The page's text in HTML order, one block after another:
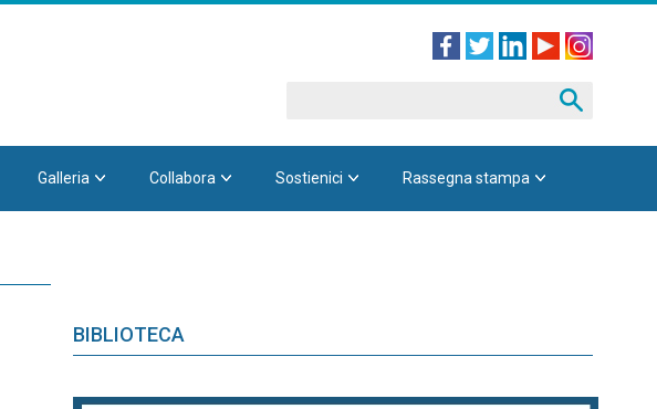
Galleria Collabora Sostienici Rassegna stampa
BIBLIOTECA